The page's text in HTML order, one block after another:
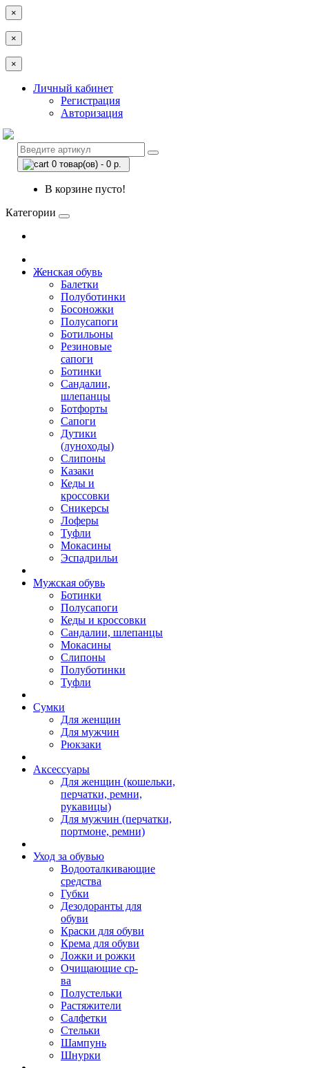
×
×
×
Личный кабинет
Регистрация
Авторизация
0 товар(ов) - 0 р.
В корзине пусто!
Категории
Женская обувь
Балетки
Полуботинки
Босоножки
Полусапоги
Ботильоны
Резиновые
сапоги
Ботинки
Сандалии,
шлепанцы
Ботфорты
Сапоги
Дутики
(луноходы)
Слипоны
Казаки
Кеды и
кроссовки
Сникерсы
Лоферы
Туфли
Мокасины
Эспадрильи
Мужская обувь
Ботинки
Полусапоги
Кеды и кроссовки
Сандалии, шлепанцы
Мокасины
Слипоны
Полуботинки
Туфли
Сумки
Для женщин
Для мужчин
Рюкзаки
Аксессуары
Для женщин (кошельки,
перчатки, ремни,
рукавицы)
Для мужчин (перчатки,
портмоне, ремни)
Уход за обувью
Водооталкивающие
средства
Губки
Дезодоранты для
обуви
Краски для обуви
Крема для обуви
Ложки и рожки
Очищающие ср-
ва
Полустельки
Растяжители
Салфетки
Стельки
Шампунь
Шнурки